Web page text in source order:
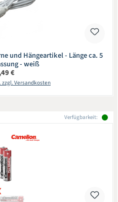
und Hängeartikel - Länge ca. 5
- weiß
Preis:
€
zzgl. Versandkosten
Verfügbarkeit: